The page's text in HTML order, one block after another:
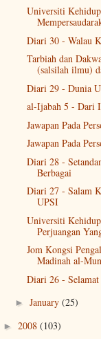
Universiti
Diari 30 - Walau
Tarbiah dan
(salsilah ilmu)
Diari 29 - Dunia
al-Ijabah 5 - Dari
Jawapan Pada
Jawapan Pada
Diari 28 -
Berbagai
Diari 27 - Salam
UPSI
Universiti
Perjuangan
Jom Kongsi
Madinah al-
Diari 26 -
► January (25)
► 2008 (103)